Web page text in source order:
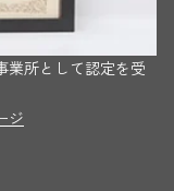
業所として認定を受
ジ